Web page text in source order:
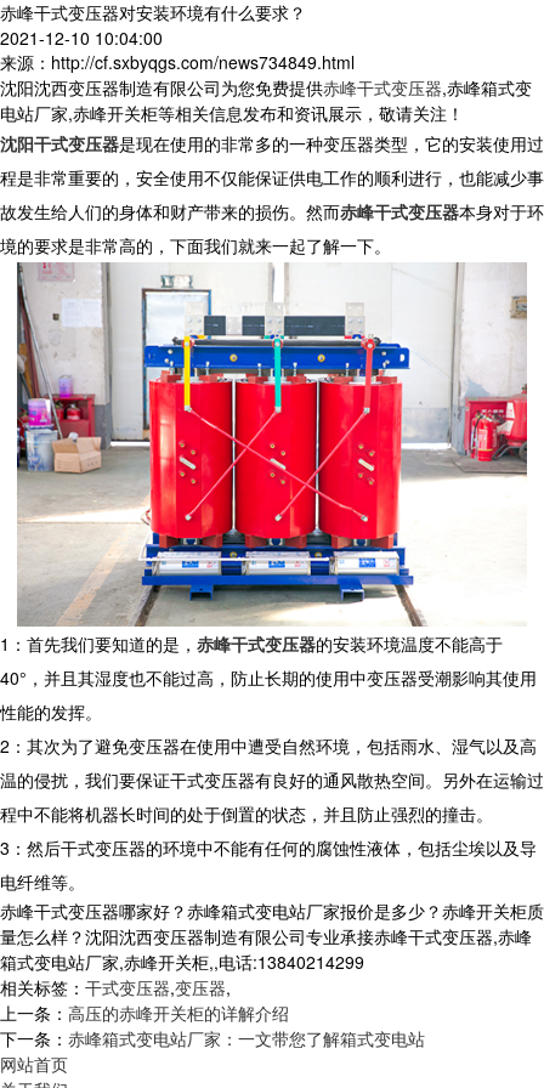
赤峰干式变压器对安装环境有什么要求？
2021-12-10 10:04:00
来源：http://cf.sxbyqgs.com/news734849.html
沈阳沈西变压器制造有限公司为您免费提供赤峰干式变压器,赤峰箱式变
电站厂家,赤峰开关柜等相关信息发布和资讯展示，敬请关注！
沈阳干式变压器是现在使用的非常多的一种变压器类型，它的安装使用过
程是非常重要的，安全使用不仅能保证供电工作的顺利进行，也能减少事
故发生给人们的身体和财产带来的损伤。然而赤峰干式变压器本身对于环
境的要求是非常高的，下面我们就来一起了解一下。
1：首先我们要知道的是， 赤峰干式变压器的安装环境温度不能高于
40°，并且其湿度也不能过高，防止长期的使用中变压器受潮影响其使用
性能的发挥。
2：其次为了避免变压器在使用中遭受自然环境，包括雨水、湿气以及高
温的侵扰，我们要保证干式变压器有良好的通风散热空间。另外在运输过
程中不能将机器长时间的处于倒置的状态，并且防止强烈的撞击。
3：然后干式变压器的环境中不能有任何的腐蚀性液体，包括尘埃以及导
电纤维等。
赤峰干式变压器哪家好？赤峰箱式变电站厂家报价是多少？赤峰开关柜质
量怎么样？沈阳沈西变压器制造有限公司专业承接赤峰干式变压器,赤峰
箱式变电站厂家,赤峰开关柜,,电话:13840214299
相关标签： 干式变压器,变压器,
上一条： 高压的赤峰开关柜的详解介绍
下一条： 赤峰箱式变电站厂家：一文带您了解箱式变电站
网站首页